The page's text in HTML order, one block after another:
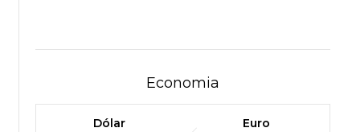
Economia
Dólar
Euro